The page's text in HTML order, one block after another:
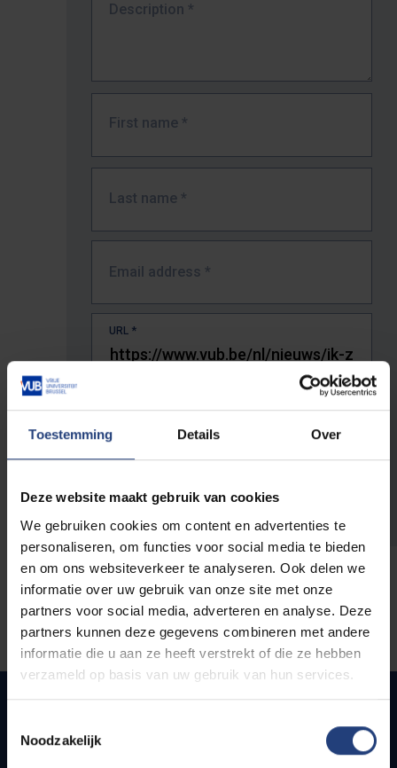
Toestemming Details Over
Deze website maakt gebruik van cookies
We gebruiken cookies om content en advertenties te
personaliseren, om functies voor social media te bieden
en om ons websiteverkeer te analyseren. Ook delen we
informatie over uw gebruik van onze site met onze
partners voor social media, adverteren en analyse. Deze
partners kunnen deze gegevens combineren met andere
informatie die u aan ze heeft verstrekt of die ze hebben
verzameld op basis van uw gebruik van hun services.
Noodzakelijk
Description *
First name *
Last name *
Email address *
URL *
The full URL of the page where you encountered the error.
Quick links